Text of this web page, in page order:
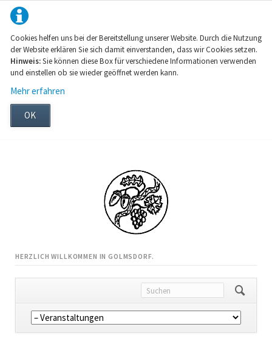
Cookies helfen uns bei der Bereitstellung unserer Website. Durch die Nutzung
der Website erklären Sie sich damit einverstanden, dass wir Cookies setzen.
Hinweis:Sie können diese Box für verschiedene Informationen verwenden
und einstellen ob sie wieder geöffnet werden kann.
Mehr erfahren
OK
HERZLICH WILLKOMMEN IN GOLMSDORF.
Navigation
überspringen